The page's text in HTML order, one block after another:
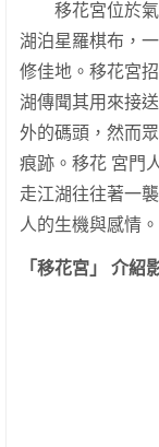
移花宮位於氣
湖泊星羅棋布，
修佳地。移花宮
湖傳聞其用來接
外的碼頭，然而
痕跡。移花 宮門
走江湖往往著一
人的生機與感情。
「移花宮」 介紹